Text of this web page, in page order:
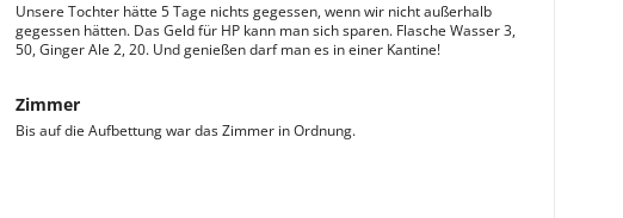
Unsere Tochter hätte 5 Tage nichts gegessen, wenn wir nicht außerhalb
gegessen hätten. Das Geld für HP kann man sich sparen. Flasche Wasser 3,
50, Ginger Ale 2, 20. Und genießen darf man es in einer Kantine!
Zimmer
Bis auf die Aufbettung war das Zimmer in Ordnung.